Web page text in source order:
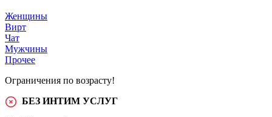
Женщины
Вирт
Чат
Мужчины
Прочее
Ограничения по возрасту!
БЕЗ ИНТИМ УСЛУГ